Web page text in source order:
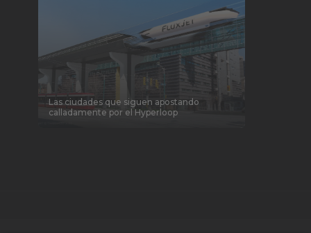
Las ciudades que siguen apostando
calladamente por el Hyperloop